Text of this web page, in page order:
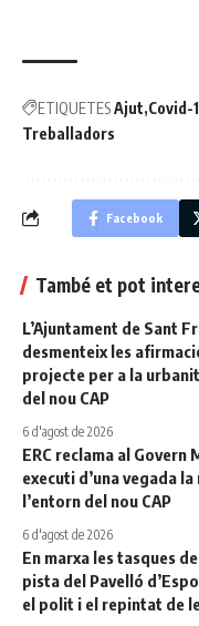
ETIQUETESAjut Covid-
Treballadors
Facebook
També et pot
L’Ajuntament de Sant
desmenteix les
projecte per a la
del nou CAP
6 d'agost de 2026
ERC reclama al Govern
executi d’una vegada
l’entorn del nou CAP
6 d'agost de 2026
En marxa les tasques
pista del Pavelló
el polit i el repintat de